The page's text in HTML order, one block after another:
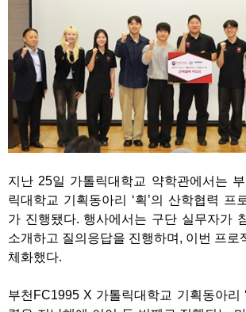
지난 25일 가톨릭대학교 약학관에서는
릭대학교 기획동아리 ‘획’의 산학협력 프
가 진행됐다. 행사에서는 구단 실무자가
소개하고 질의응답을 진행하며, 이번 프로
체화했다.
부천FC1995 X 가톨릭대학교 기획동아리